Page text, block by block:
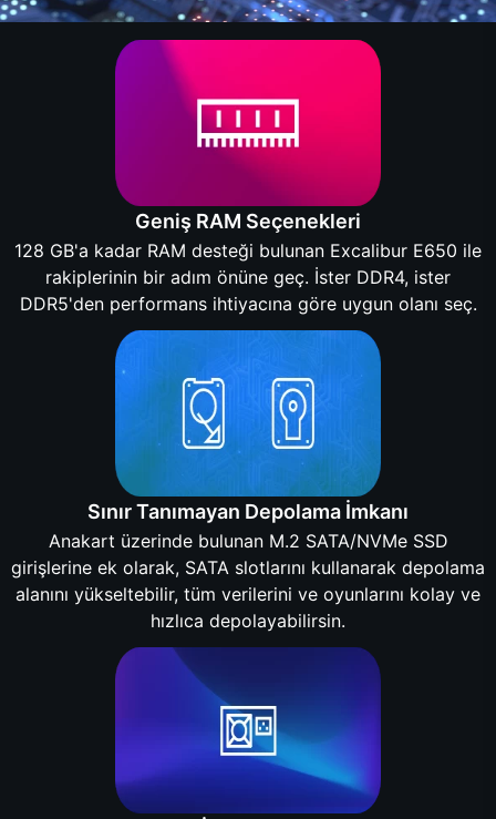
Geniş RAM Seçenekleri
128 GB'a kadar RAM desteği bulunan Excalibur E650 ile
rakiplerinin bir adım önüne geç. İster DDR4, ister
DDR5'den performans ihtiyacına göre uygun olanı seç.
Sınır Tanımayan Depolama İmkanı
Anakart üzerinde bulunan M.2 SATA/NVMe SSD
girişlerine ek olarak, SATA slotlarını kullanarak depolama
alanını yükseltebilir, tüm verilerini ve oyunlarını kolay ve
hızlıca depolayabilirsin.